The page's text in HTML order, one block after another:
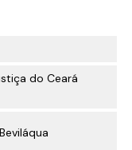
do Ceará